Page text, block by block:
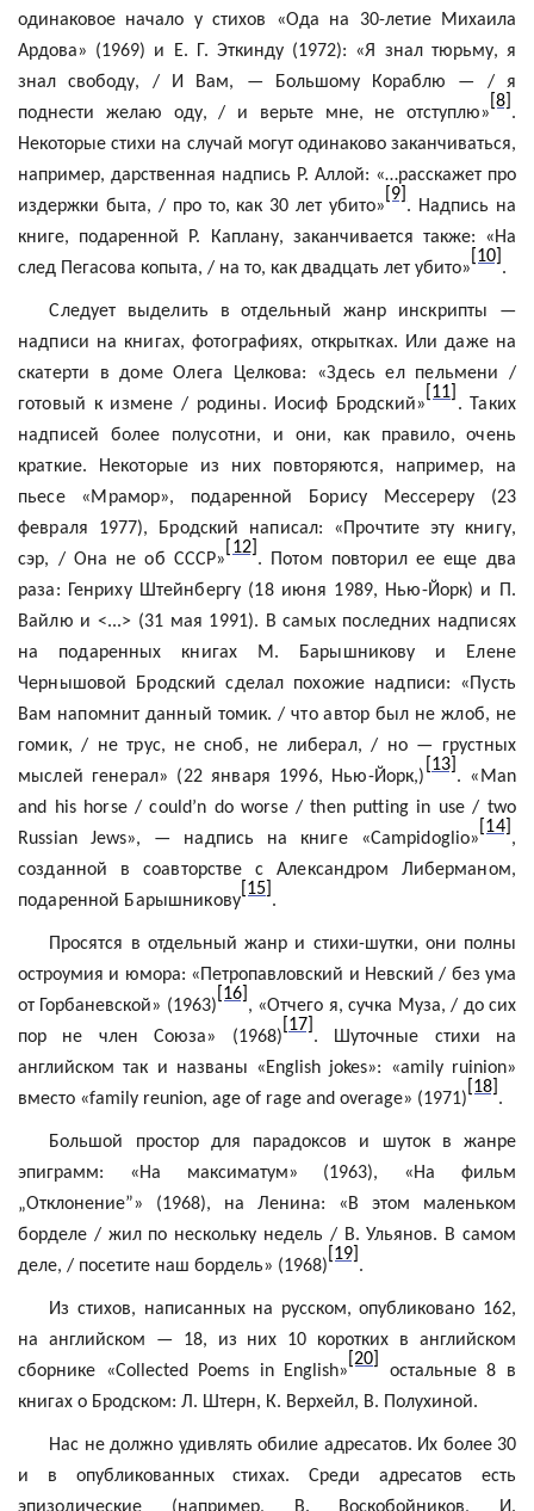
одинаковое начало у стихов «Ода на 30-летие Михаила
Ардова» (1969) и Е. Г. Эткинду (1972): «Я знал тюрьму, я
знал свободу, / И Вам, — Большому Кораблю — / я
поднести желаю оду, / и верьте мне, не отступлю»
[8]
.
Некоторые стихи на случай могут одинаково заканчиваться,
например, дарственная надпись Р. Аллой: «…расскажет про
издержки быта, / про то, как 30 лет убито»
[9]
. Надпись на
книге, подаренной Р. Каплану, заканчивается также: «На
след Пегасова копыта, / на то, как двадцать лет убито»
[10]
.
Следует выделить в отдельный жанр инскрипты —
надписи на книгах, фотографиях, открытках. Или даже на
скатерти в доме Олега
Целкова: «Здесь ел пельмени /
готовый к измене / родины. Иосиф Бродский»
[11]
. Таких
надписей более полусотни, и они, как правило, очень
краткие. Некоторые из них повторяются, например, на
пьесе «Мрамор», подаренной Борису Мессереру (23
февраля 1977), Бродский написал: «Прочтите эту книгу,
сэр, / Она не об СССР»
[12]
. Потом повторил ее еще два
раза: Генриху Штейнбергу (18 июня 1989, Нью-Йорк) и П.
Вайлю и <...> (31 мая 1991). В самых последних надписях
на подаренных книгах М. Барышникову и Елене
Чернышовой Бродский сделал похожие надписи: «Пусть
Вам напомнит данный томик. / что автор был не жлоб, не
гомик, / не трус, не сноб, не либерал, / но — грустных
мыслей генерал» (22 января 1996, Нью-Йорк,)
[13]
. « Man
and
his horse/could’n do worse/then putting in use / two
Russian
Jews», — надпись на книге «Campidoglio»
[14]
,
созданной в соавторстве с Александром Либерманом,
подаренной Барышникову
[15]
.
Просятся в отдельный жанр и стихи-шутки, они полны
остроумия и юмора: «Петропавловский и Невский / без ума
от Горбаневской» (1963)
[16]
, «Отчего я, сучка Муза, / до сих
пор не член Союза» (1968)
[17]
. Шуточные стихи
на
английском так и названы «English jokes»: «amily ruinion»
вместо «family reunion, age of rage and overage» (1971)
[18]
.
Большой простор для парадоксов и шуток в жанре
эпиграмм: «На максиматум» (1963), «На фильм
„Отклонение”» (1968), на Ленина: «В этом маленьком
борделе / жил по нескольку недель / В. Ульянов. В самом
деле, / посетите наш бордель» (1968)
[19]
.
Из стихов, написанных на русском, опубликовано 162,
на английском — 18, из них 10 коротких в английском
сборнике «Collected Poems in English»
[20]
остальные 8 в
книгах о Бродском: Л. Штерн, К. Верхейл, В. Полухиной.
Нас не должно удивлять обилие адресатов. Их более 30
и в опубликованных стихах. Среди адресатов есть